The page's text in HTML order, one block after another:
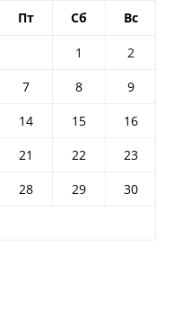
Пт Сб Вс
1
2
7 8
9
14 15
16
21 22
23
28 29
30